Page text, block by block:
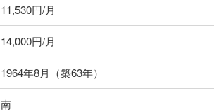
11,530円/月
14,000円/月
1964年8月（築63年）
南